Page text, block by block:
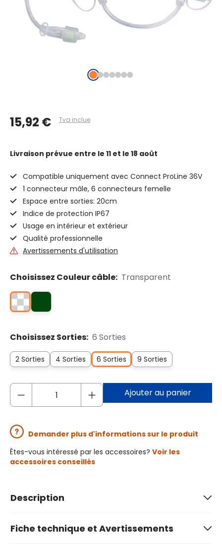
15,92 € Tva inclue
Livraison prévue entre le 11 et le 18 août
Compatible uniquement avec Connect ProLine 36V
1 connecteur mâle, 6 connecteurs femelle
Espace entre sorties: 20cm
Indice de protection IP67
Usage en intérieur et extérieur
Qualité professionnelle
Avertissements d'utilisation
Choisissez Couleur câble: Transparent
Choisissez Sorties: 6 Sorties
2 Sorties 4 Sorties 6 Sorties 9 Sorties
Ajouter au panier
Demander plus d'informations sur le produit
Êtes-vous intéressé par les accessoires? Voir les
accessoires conseillés
Description
Fiche technique et Avertissements